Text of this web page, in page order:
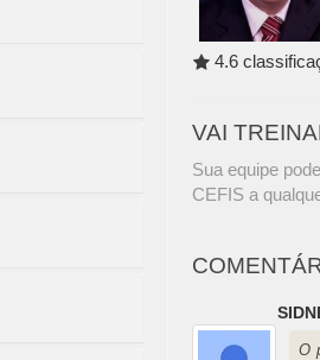
4.6
VAI
Sua equipe
CEFIS a
O